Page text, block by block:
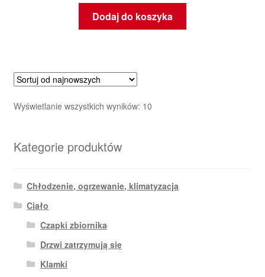
Dodaj do koszyka
Wyświetlanie wszystkich wyników: 10Posortowane
Kategorie produktów
Chłodzenie, ogrzewanie, klimatyzacja
Ciało
Czapki zbiornika
Drzwi zatrzymują się
Klamki